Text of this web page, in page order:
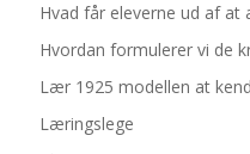
Hvad får eleverne ud af
Hvordan formulerer vi de
Lær 1925 modellen at
Læringslege